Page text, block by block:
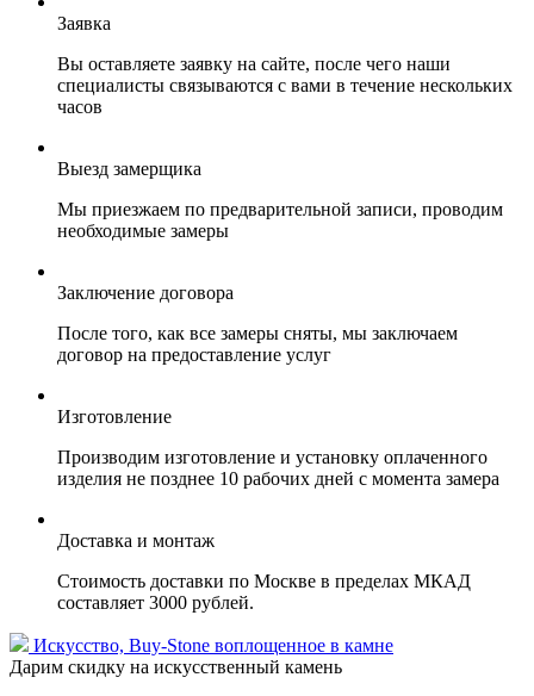
Заявка
Вы оставляете заявку на сайте, после чего наши
специалисты связываются с вами в течение нескольких
часов
Выезд замерщика
Мы приезжаем по предварительной записи, проводим
необходимые замеры
Заключение договора
После того, как все замеры сняты, мы заключаем
договор на предоставление услуг
Изготовление
Производим изготовление и установку оплаченного
изделия не позднее 10 рабочих дней с момента замера
Доставка и монтаж
Стоимость доставки по Москве в пределах МКАД
составляет 3000 рублей.
Искусство, Buy-Stone воплощенное в камне
Дарим скидку на искусственный камень